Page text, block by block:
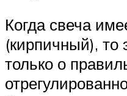
Когда свеча
(кирпичный), то
только о